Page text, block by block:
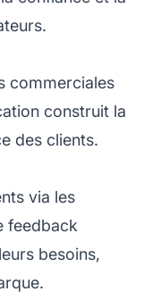
commerciales
construit la
des clients.
via les
feedback
besoins,